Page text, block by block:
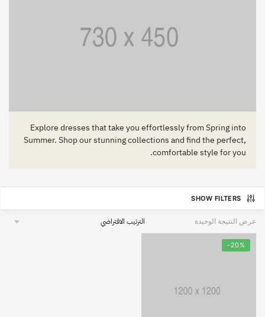
Explore dresses that take you effortlessly from Spring into
Summer. Shop our stunning collections and find the perfect,
comfortable style for you.
SHOW FILTERS
عرض النتيجة الوحيدة
-20%